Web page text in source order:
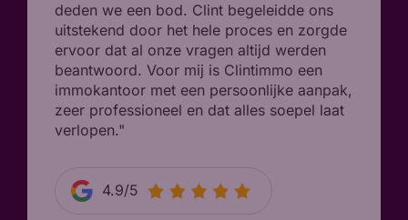
deden we een bod. Clint begeleidde ons
uitstekend door het hele proces en zorgde
ervoor dat al onze vragen altijd werden
beantwoord. Voor mij is Clintimmo een
immokantoor met een persoonlijke aanpak,
zeer professioneel en dat alles soepel laat
verlopen."
4.9/5